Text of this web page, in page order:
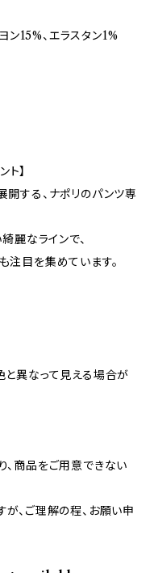
ン15%、エラスタン1%
】
開する、ナポリのパンツ専
なラインで、
注目を集めています。
と異なって見える場合が
、商品をご用意できない
、ご理解の程、お願い申